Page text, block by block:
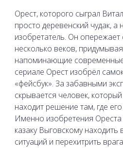
Орест, которого сыграл
просто деревенский чудак, а
изобретатель. Он
несколько веков,
напоминающие
сериале Орест изобрёл
«фейсбук». За забавными
скрывается человек,
находит решение там, где
Именно изобретения
казаку Выговскому
ситуаций и перехитрить